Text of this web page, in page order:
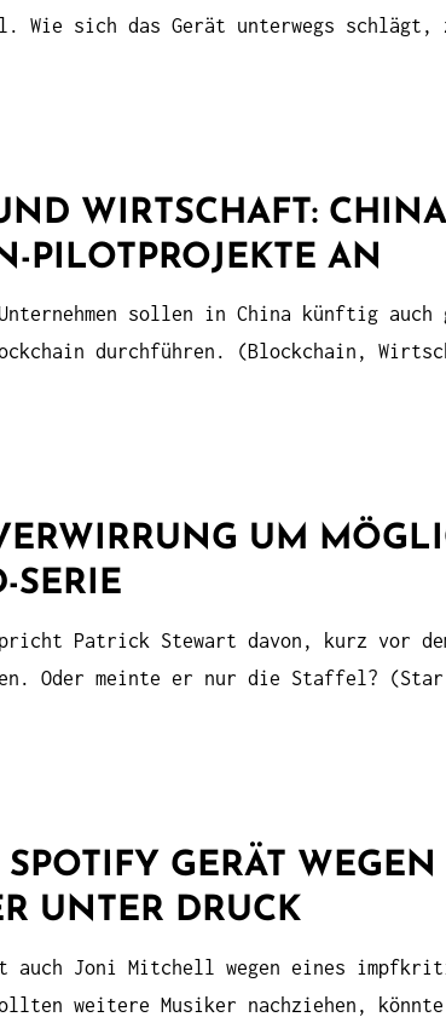
Wie sich das Gerät unterwegs schlägt,
WIRTSCHAFT:
PILOTPROJEKTE AN
sollen in China künftig auch
durchführen. (Blockchain,
UM
SERIE
Patrick Stewart davon, kurz vor
Oder meinte er nur die Staffel? (Star
GERÄT WEGEN
UNTER DRUCK
auch Joni Mitchell wegen eines
weitere Musiker nachziehen, könnte